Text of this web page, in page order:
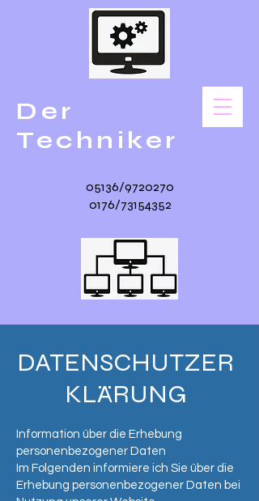
Der
Techniker
05136/9720270
0176/73154352
DATENSCHUTZER
KLÄRUNG
Information über die Erhebung
personenbezogener Daten
Im Folgenden informiere ich Sie über die
Erhebung personenbezogener Daten bei